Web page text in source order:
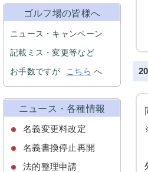
ゴルフ場の皆様へ
ニュース・キャンペーン
記載ミス・変更等など
お手数ですが
こちら へ
ニュース・各種情報
名義変更料改定
名義書換停止再開
法的整理申請